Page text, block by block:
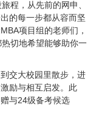
程，从先前的网申、
的每一步都从容而坚
项目组的老师们，
切地希望能够助你一
交大校园里散步，进
励与相互启发。此
与24级备考候选